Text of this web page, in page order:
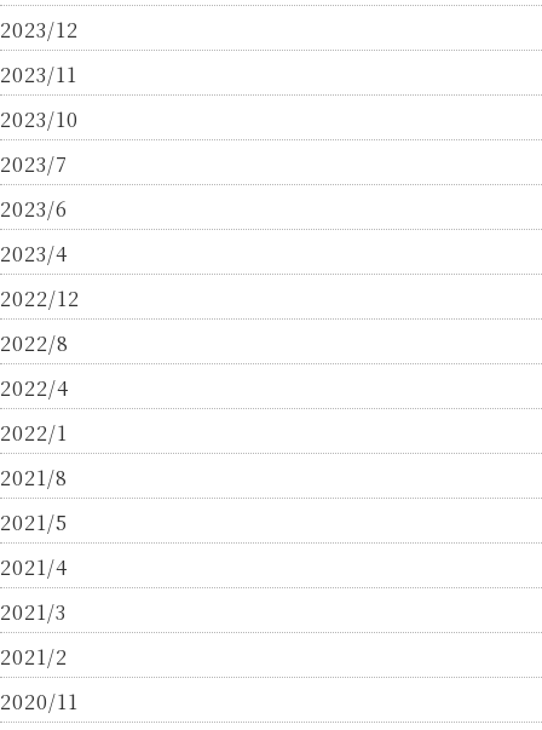
2023/12
2023/11
2023/10
2023/7
2023/6
2023/4
2022/12
2022/8
2022/4
2022/1
2021/8
2021/5
2021/4
2021/3
2021/2
2020/11